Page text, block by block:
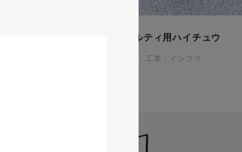
株式会社吉和田浜松様 ノベルティ用ハイチュウ
#メーカー・製造業・工業・インフラ